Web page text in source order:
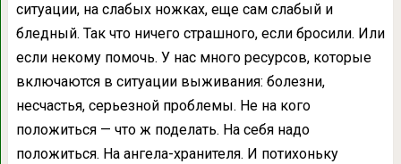
ситуации, на слабых ножках, еще сам слабый и
бледный. Так что ничего страшного, если бросили. Или
если некому помочь. У нас много ресурсов, которые
включаются в ситуации выживания: болезни,
несчастья, серьезной проблемы. Не на кого
положиться — что ж поделать. На себя надо
положиться. На ангела-хранителя. И потихоньку